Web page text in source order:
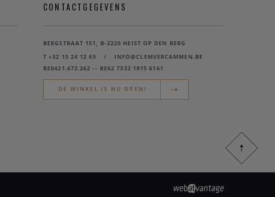
CONTACTGEGEVENS
BERGSTRAAT 151, B-2220 HEIST OP DEN BERG
T +32 15 24 12 65
/
INFO@CLEMVERCAMMEN.BE
BE0421.672.262 -- BE62 7332 1815 6161
DE WINKEL IS NU OPEN!